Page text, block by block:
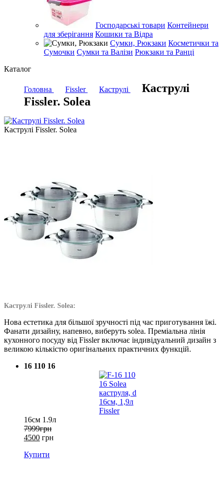
Господарські товари Контейнери
для зберігання Кошики та Відра
Сумки, Рюкзаки Косметички та
Сумочки Сумки та Валізи Рюкзаки та Ранці
Каталог
Головна Fissler Каструлі
Каструлі
Fissler. Solea
Каструлі Fissler. Solea
Каструлі Fissler. Solea:
Нова естетика для більшої зручності під час приготування їжі.
Фанати дизайну, напевно, виберуть solea. Преміальна лінія
кухонного посуду від Fissler включає індивідуальний дизайн з
великою кількістю оригінальних практичних функцій.
16 110 16
16см 1.9л
7999грн
4500 грн
Купити